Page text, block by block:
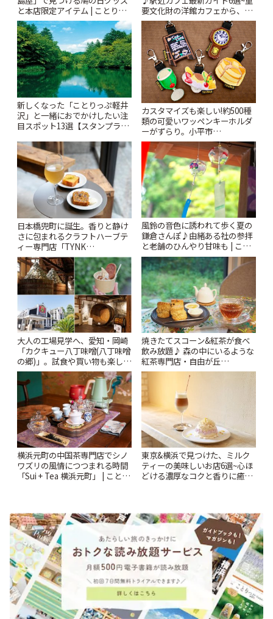
と本店限定アイテム | ことりっ
ぷ
要文化財の洋館カフェから、改
札すぐのレトロ喫茶まで~ | こと
りっぷ
新しくなった「ことりっぷ軽井
沢」と一緒におでかけしたい注
目スポット13選【スタンプラリ
カスタマイズも楽しい!約500種
類の可愛いワッペンキーホルダ
ーがずらり。小平市
「Kimamaya T&K」 | ことりっ
ぷ
日本橋兜町に誕生。香りと静け
さに包まれるクラフトハーブテ
ィー専門店「TYNK
Kabutocho」 | ことりっぷ
風鈴の音色に誘われて歩く夏の
鎌倉さんぽ♪由緒ある社の参拝
と老舗のひんやり甘味も | こと
りっぷ
大人の工場見学へ、愛知・岡崎
「カクキュー八丁味噌(八丁味噌
の郷)」。試食や買い物も楽しみ
♪ | ことりっぷ
焼きたてスコーン&紅茶が食べ
飲み放題♪ 森の中にいるような
紅茶専門店・自由が丘
「YOTSUBA TEA」でのんびり
時間 | ことりっぷ
横浜元町の中国茶専門店でシノ
ワズリの風情につつまれる時間
「Sui + Tea 横浜元町」 | ことり
東京&横浜で見つけた、ミルク
ティーの美味しいお店6選~心ほ
どける濃厚なコクと香りに癒や